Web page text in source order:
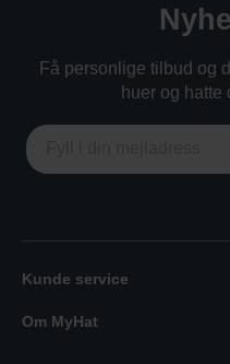
Få personlige tilbud og
huer og hatte
Kunde service
Om MyHat